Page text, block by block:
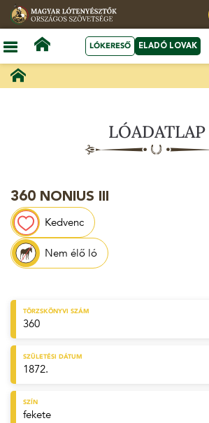
LÓKERESŐ ELADÓ LOVAK
LÓADATLAP
360 NONIUS III
Kedvenc
Nem élő ló
TÖRZSKÖNYVI SZÁM
360
SZÜLETÉSI DÁTUM
1872.
SZÍN
fekete